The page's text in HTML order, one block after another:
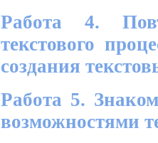
Работа 4.
текстового
создания
Работа 5.
возможностями